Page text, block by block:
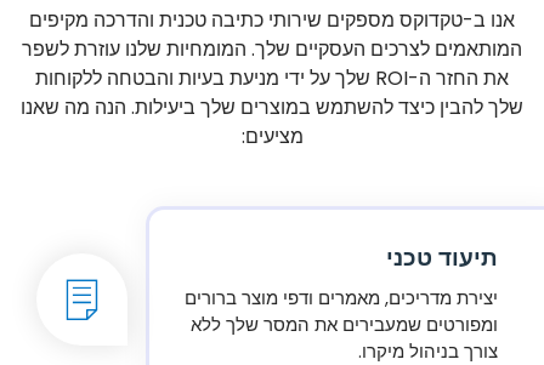
אנו ב-טקדוקס מספקים שירותי כתיבה טכנית והדרכה מקיפים
המותאמים לצרכים העסקיים שלך. המומחיות שלנו עוזרת לשפר
את החזר ה-ROI שלך על ידי מניעת בעיות והבטחה ללקוחות
שלך להבין כיצד להשתמש במוצרים שלך ביעילות. הנה מה שאנו
מציעים:
תיעוד טכני
יצירת מדריכים, מאמרים ודפי מוצר ברורים
ומפורטים שמעבירים את המסר שלך ללא
צורך בניהול מיקרו.